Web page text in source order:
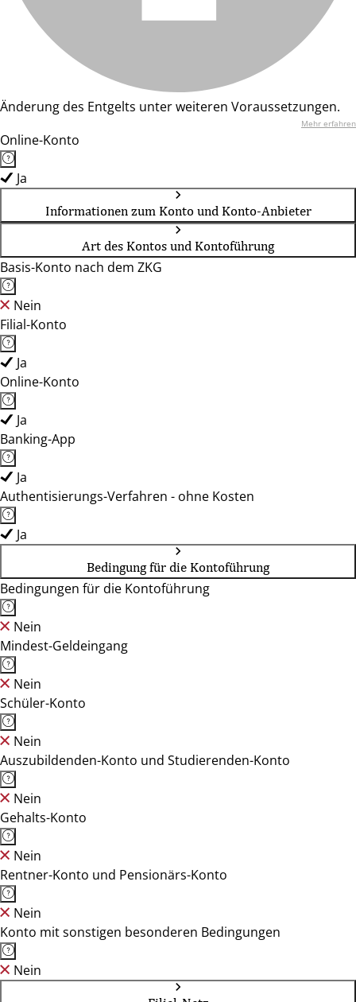
Änderung des Entgelts unter weiteren Voraussetzungen.
Mehr erfahren
Online-Konto
Ja
Informationen zum Konto und Konto-Anbieter
Art des Kontos und Kontoführung
Basis-Konto nach dem ZKG
Nein
Filial-Konto
Ja
Online-Konto
Ja
Banking-App
Ja
Authentisierungs-Verfahren - ohne Kosten
Ja
Bedingung für die Kontoführung
Bedingungen für die Kontoführung
Nein
Mindest-Geldeingang
Nein
Schüler-Konto
Nein
Auszubildenden-Konto und Studierenden-Konto
Nein
Gehalts-Konto
Nein
Rentner-Konto und Pensionärs-Konto
Nein
Konto mit sonstigen besonderen Bedingungen
Nein